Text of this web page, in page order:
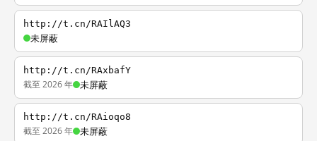
http://t.cn/RAIlAQ3
未屏蔽
http://t.cn/RAxbafY
截至 2026 年 未屏蔽
http://t.cn/RAioqo8
截至 2026 年 未屏蔽